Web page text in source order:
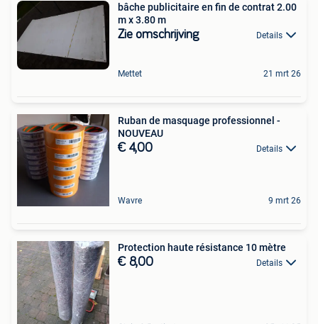
bâche publicitaire en fin de contrat 2.00
m x 3.80 m
Zie omschrijving Details
Mettet 21 mrt 26
Ruban de masquage professionnel -
NOUVEAU
€ 4,00 Details
Wavre 9 mrt 26
Protection haute résistance 10 mètre
€ 8,00 Details